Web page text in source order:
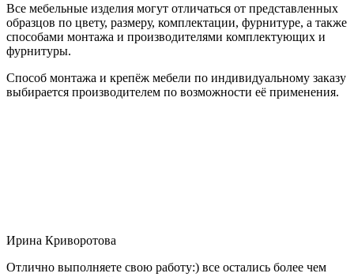
Все мебельные изделия могут отличаться от представленных
образцов по цвету, размеру, комплектации, фурнитуре, а также
способами монтажа и производителями комплектующих и
фурнитуры.
Способ монтажа и крепёж мебели по индивидуальному заказу
выбирается производителем по возможности её применения.
Ирина Криворотова
Отлично выполняете свою работу:) все остались более чем